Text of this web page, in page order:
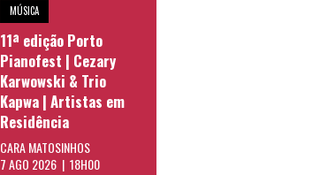
MÚSICA
11ª edição Porto
Pianofest | Cezary
Karwowski & Trio
Kapwa | Artistas em
Residência
CARA MATOSINHOS
7 AGO 2026 | 18H00